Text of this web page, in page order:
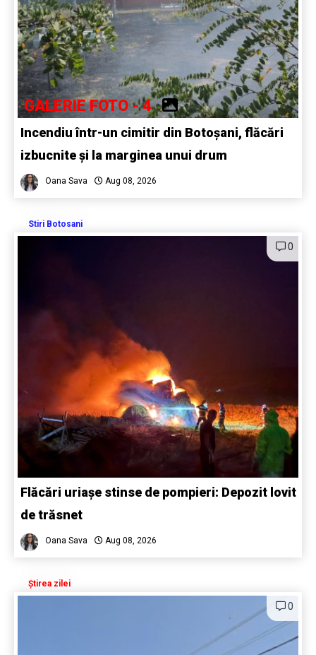
GALERIE FOTO - 4
Incendiu într-un cimitir din Botoșani, flăcări
izbucnite și la marginea unui drum
Oana Sava Aug 08, 2026
Stiri Botosani
0
Flăcări uriașe stinse de pompieri: Depozit lovit
de trăsnet
Oana Sava Aug 08, 2026
Știrea zilei
0